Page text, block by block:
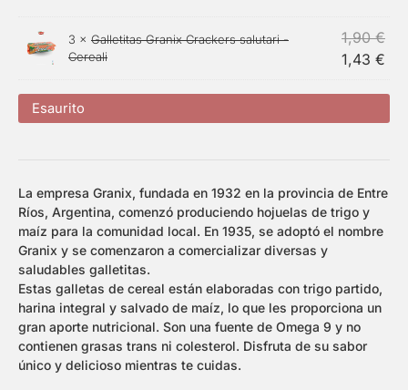
3 × Galletitas Granix Crackers salutari -
Cereali
1,90€
1,43 €
Esaurito
La empresa Granix, fundada en 1932 en la provincia de Entre
Ríos, Argentina, comenzó produciendo hojuelas de trigo y
maíz para la comunidad local. En 1935, se adoptó el nombre
Granix y se comenzaron a comercializar diversas y
saludables galletitas.
Estas galletas de cereal están elaboradas con trigo partido,
harina integral y salvado de maíz, lo que les proporciona un
gran aporte nutricional. Son una fuente de Omega 9 y no
contienen grasas trans ni colesterol. Disfruta de su sabor
único y delicioso mientras te cuidas.